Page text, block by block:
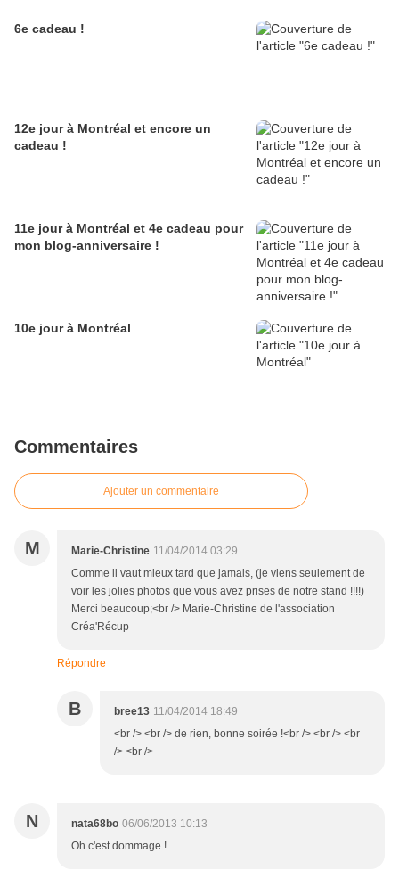
6e cadeau !
12e jour à Montréal et encore un
cadeau !
11e jour à Montréal et 4e cadeau pour
mon blog-anniversaire !
10e jour à Montréal
Commentaires
Ajouter un commentaire
M Marie-Christine 11/04/2014 03:29
Comme il vaut mieux tard que jamais, (je viens seulement de
voir les jolies photos que vous avez prises de notre stand !!!!)
Merci beaucoup;<br /> Marie-Christine de l'association
Créa'Récup
Répondre
B bree13 11/04/2014 18:49
<br /> <br /> de rien, bonne soirée !<br /> <br /> <br
/> <br />
N nata68bo 06/06/2013 10:13
Oh c'est dommage !